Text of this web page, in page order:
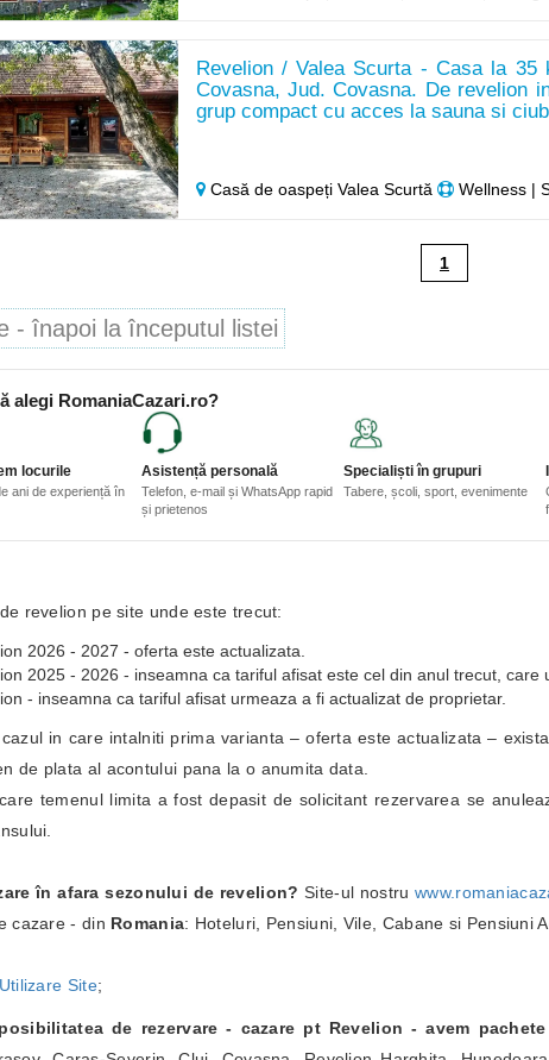
Revelion / Valea Scurta - Casa la
Covasna, Jud. Covasna. De revelion
grup compact cu acces la sauna si
Casă de oaspeți Valea Scurtă Wellness |
1
- înapoi la începutul listei
alegi RomaniaCazari.ro?
locurile
ani de experiență în
Asistență personală
Telefon, e-mail și WhatsApp rapid
și prietenos
Specialiști în grupuri
Tabere, școli, sport, evenimente
revelion pe site unde este trecut:
2026 - 2027 - oferta este actualizata.
2025 - 2026 - inseamna ca tariful afisat este cel din anul trecut, care
- inseamna ca tariful afisat urmeaza a fi actualizat de proprietar.
in care intalniti prima varianta – oferta este actualizata –
de plata al acontului pana la o anumita data.
temenul limita a fost depasit de solicitant rezervarea se
în afara sezonului de revelion?Site-ul nostru
cazare - din Romania: Hoteluri, Pensiuni, Vile, Cabane si Pensiuni
Site;
de rezervare - cazare pt Revelion - avem